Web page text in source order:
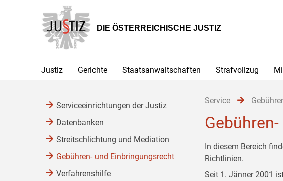
Hauptnavigation
[1]
Inhalt
[2]
Untermenü
[3]
DIE ÖSTERREICHISCHE JUSTIZ
Justiz Gerichte Staatsanwaltschaften Strafvollzug
Service
In diesem Bereich
Richtlinien.
Seit 1. Jänner 2001
Serviceeinrichtungen der Justiz
Datenbanken
Streitschlichtung und Mediation
Gebühren- und Einbringungsrecht
Verfahrenshilfe